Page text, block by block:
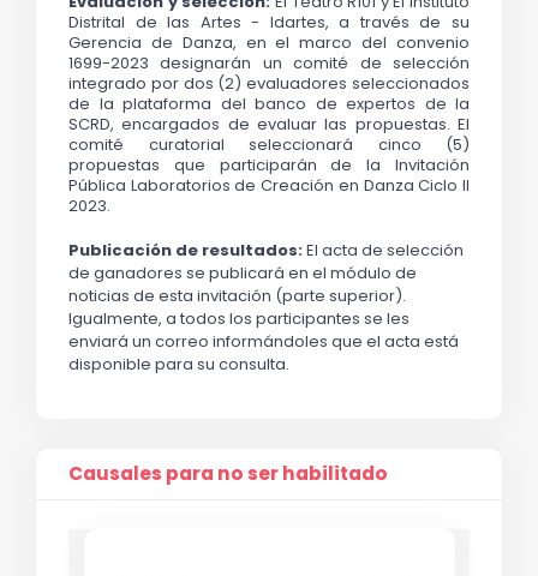
Distrital de las Artes - Idartes, a través de su
Gerencia de Danza, en el marco del convenio
1699-2023 designarán un comité de selección
integrado por dos (2) evaluadores seleccionados
de la plataforma del banco de expertos de la
SCRD, encargados de evaluar las propuestas. El
comité curatorial seleccionará cinco (5)
propuestas que participarán de la Invitación
Pública Laboratorios de Creación en Danza Ciclo II
2023.
Publicación de resultados: El acta de selección
de ganadores se publicará en el módulo de
noticias de esta invitación (parte superior).
Igualmente, a todos los participantes se les
enviará un correo informándoles que el acta está
disponible para su consulta.
Causales para no ser habilitado